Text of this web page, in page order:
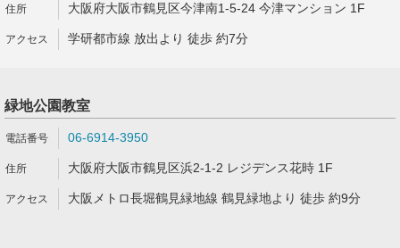
大阪府大阪市鶴見区今津南1-5-24 今津マンション 1F
学研都市線 放出より 徒歩 約7分
緑地公園教室
06-6914-3950
大阪府大阪市鶴見区浜2-1-2 レジデンス花時 1F
大阪メトロ長堀鶴見緑地線 鶴見緑地より 徒歩 約9分